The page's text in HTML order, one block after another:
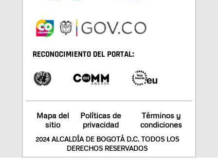
RECONOCIMIENTO DEL PORTAL:
Mapa del
sitio
Políticas de
privacidad
Términos y
condiciones
2024 ALCALDÍA DE BOGOTÁ D.C. TODOS LOS
DERECHOS RESERVADOS